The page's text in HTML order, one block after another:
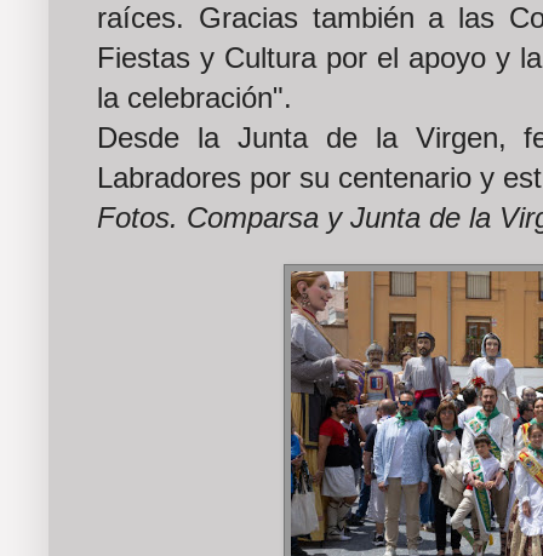
raíces. Gracias también a las
Fiestas y Cultura por el apoyo y
la celebración".
Desde la Junta de la Virgen,
Labradores por su centenario y
Fotos. Comparsa y Junta de la